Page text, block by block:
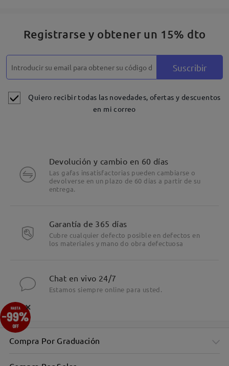
Registrarse y obtener un 15% dto
Suscribir
Quiero recibir todas las novedades, ofertas y descuentos
en mi correo
Devolución y cambio en 60 días
Las gafas insatisfactorias pueden cambiarse o
devolverse en un plazo de 60 días a partir de su
entrega.
Garantía de 365 días
Cubre cualquier defecto posible en defectos en
los materiales y mano do obra defectuosa
Chat en vivo 24/7
Estamos siempre online para usted.
Compra Por Graduación
×